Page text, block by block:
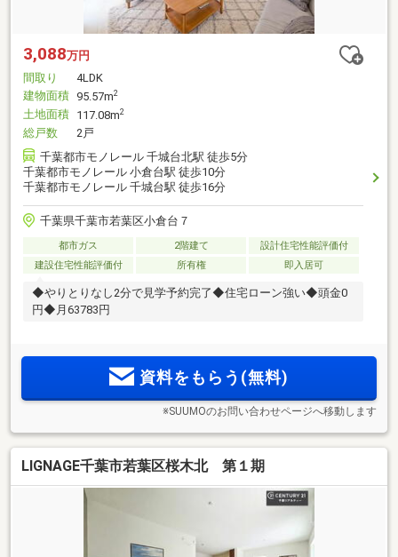
3,088万円
間取り
4LDK
建物面積 95.57m2
土地面積 117.08m2
総戸数
2戸
千葉都市モノレール 千城台北駅 徒歩5分
千葉都市モノレール 小倉台駅 徒歩10分
千葉都市モノレール 千城台駅 徒歩16分
千葉県千葉市若葉区小倉台７
都市ガス 2階建て
設計住宅性能評価付
建設住宅性能評価付
所有権 即入居可
◆やりとりなし2分で見学予約完了◆住宅ローン強い◆頭金0
円◆月63783円
資料をもらう(無料)
※SUUMOのお問い合わせページへ移動します
LIGNAGE千葉市若葉区桜木北 第１期